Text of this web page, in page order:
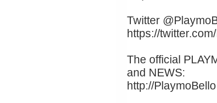
Twitter
https://
The official
and NEWS:
http://